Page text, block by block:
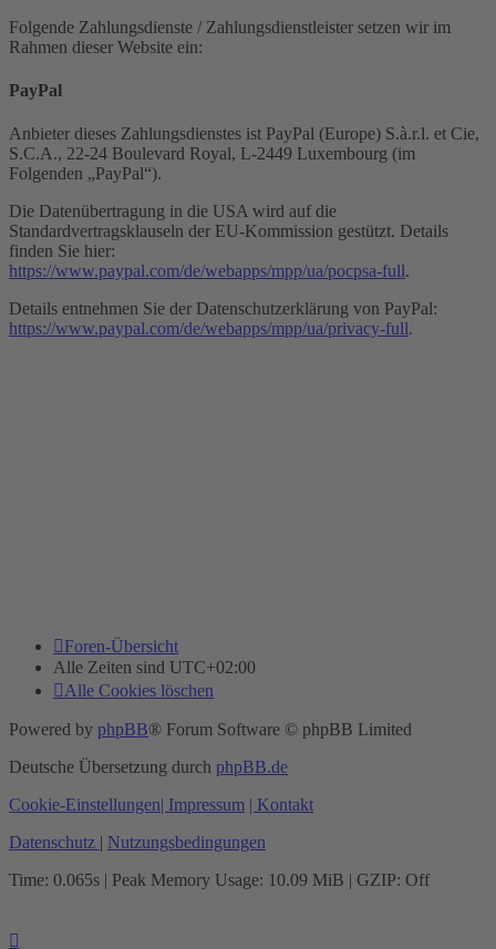
Folgende Zahlungsdienste / Zahlungsdienstleister setzen wir im
Rahmen dieser Website ein:
PayPal
Anbieter dieses Zahlungsdienstes ist PayPal (Europe) S.à.r.l. et Cie,
S.C.A., 22-24 Boulevard Royal, L-2449 Luxembourg (im
Folgenden „PayPal“).
Die Datenübertragung in die USA wird auf die
Standardvertragsklauseln der EU-Kommission gestützt. Details
finden Sie hier:
https://www.paypal.com/de/webapps/mpp/ua/pocpsa-full.
Details entnehmen Sie der Datenschutzerklärung von PayPal:
https://www.paypal.com/de/webapps/mpp/ua/privacy-full.
Foren-Übersicht
Alle Zeiten sind UTC+02:00
Alle Cookies löschen
Powered by phpBB® Forum Software © phpBB Limited
Deutsche Übersetzung durch phpBB.de
Cookie-Einstellungen| Impressum | Kontakt
Datenschutz | Nutzungsbedingungen
Time: 0.065s | Peak Memory Usage: 10.09 MiB | GZIP: Off